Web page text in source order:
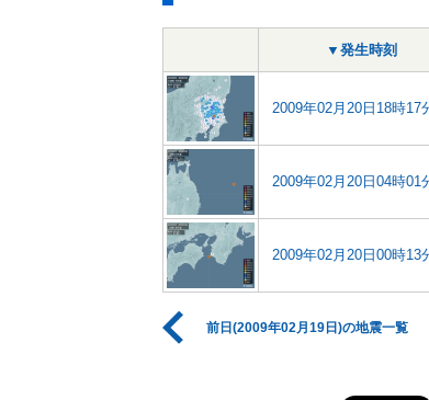
▼発生時刻
2009年02月20日18時17
2009年02月20日04時01
2009年02月20日00時13
前日(2009年02月19日)の地震一覧